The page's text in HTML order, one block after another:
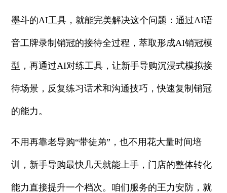
墨斗的AI工具，就能完美解决这个问题：通过AI语
音工牌录制销冠的接待全过程，萃取形成AI销冠模
型，再通过AI对练工具，让新手导购沉浸式模拟接
待场景，反复练习话术和沟通技巧，快速复制销冠
的能力。
不用再靠老导购“带徒弟”，也不用花大量时间培
训，新手导购最快几天就能上手，门店的整体转化
能力直接提升一个档次。咱们服务的王力安防，就